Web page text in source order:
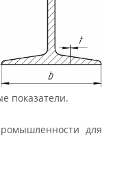
показатели.
для